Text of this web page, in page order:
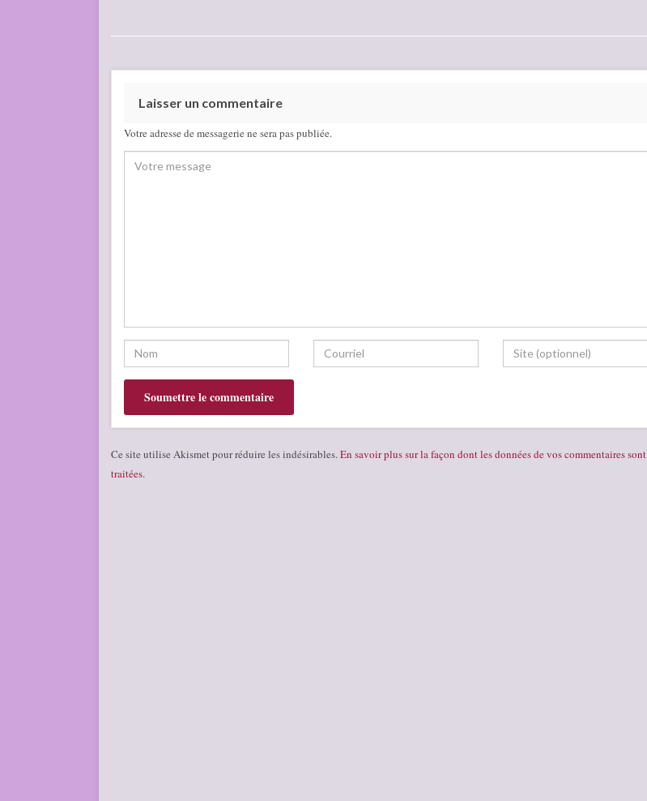
Laisser un commentaire
Votre adresse de messagerie ne sera pas publiée.
Ce site utilise Akismet pour réduire les indésirables. En savoir plus sur la façon dont les données de vos commentaires sont
traitées.